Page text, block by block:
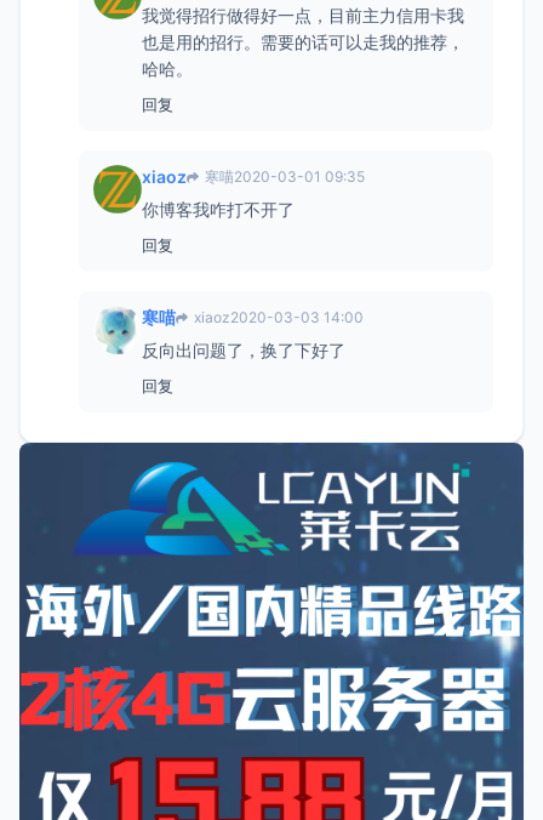
我觉得招行做得好一点，目前主力信用卡我
也是用的招行。需要的话可以走我的推荐，
哈哈。
回复
xiaoz 寒喵2020-03-01 09:35
你博客我咋打不开了
回复
寒喵 xiaoz2020-03-03 14:00
反向出问题了，换了下好了
回复